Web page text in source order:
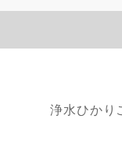
浄水ひかり